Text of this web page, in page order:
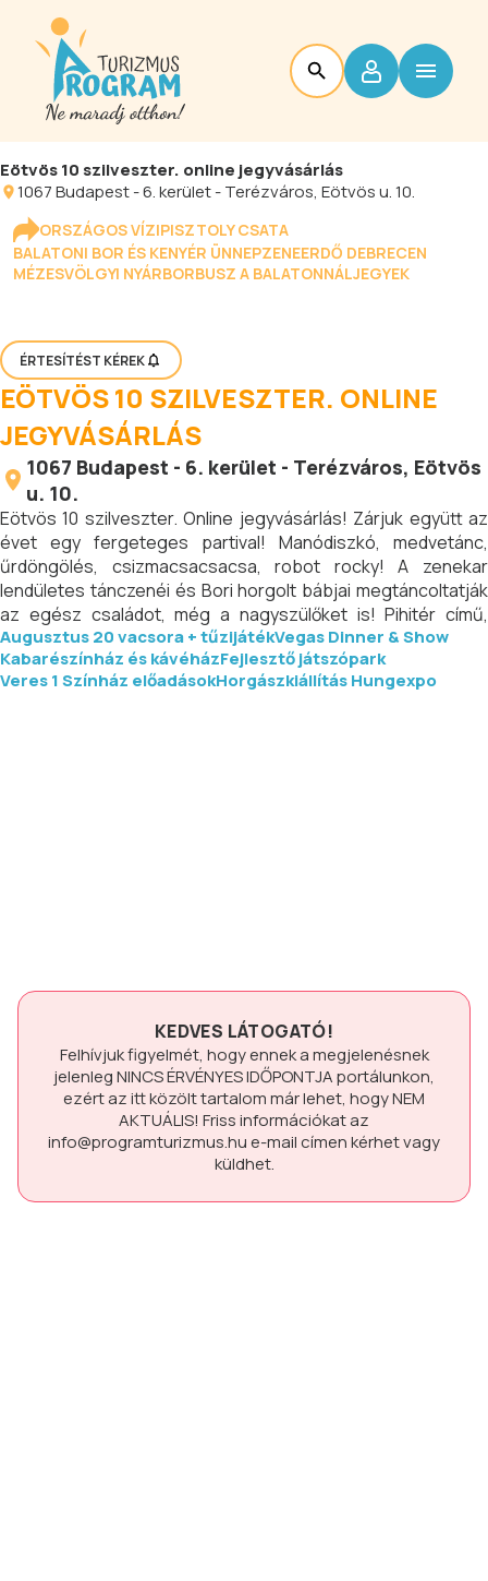
Eötvös 10 szilveszter. online jegyvásárlás
1067Budapest-6. kerület - Terézváros, Eötvös u. 10.
ORSZÁGOS VÍZIPISZTOLY CSATA
BALATONI BOR ÉS KENYÉR ÜNNEPZENEERDŐ DEBRECEN
MÉZESVÖLGYI NYÁRBORBUSZ A BALATONNÁLJEGYEK
ÉRTESÍTÉST KÉREK
EÖTVÖS 10 SZILVESZTER. ONLINE
JEGYVÁSÁRLÁS
1067 Budapest - 6. kerület - Terézváros, Eötvös
u. 10.
Eötvös 10 szilveszter. Online jegyvásárlás! Zárjuk együtt az
évet egy fergeteges partival! Manódiszkó, medvetánc,
űrdöngölés, csizmacsacsacsa, robot rocky! A zenekar
lendületes tánczenéi és Bori horgolt bábjai megtáncoltatják
az egész családot, még a nagyszülőket is! Pihitér című,
készülő új lemezükről egy-két titkos világslágerrel is
kedveskednek majd a tisztelt publikumnak.
Augusztus 20 vacsora + tűzijátékVegas Dinner & Show
Kabarészínház és kávéházFejlesztő játszópark
Veres 1 Színház előadásokHorgászkiállítás Hungexpo
KEDVES LÁTOGATÓ!
Felhívjuk figyelmét, hogy ennek a megjelenésnek
jelenlegNINCS ÉRVÉNYES IDŐPONTJAportálunkon,
ezért az itt közölt tartalom már lehet, hogyNEM
AKTUÁLIS! Friss információkat az
info@programturizmus.hue-mail címen kérhet vagy
küldhet.